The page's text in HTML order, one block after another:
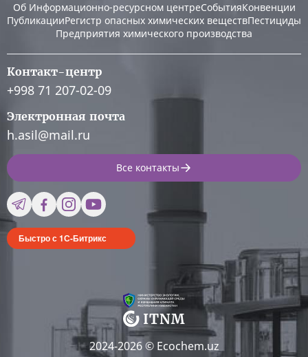
Об Информационно-ресурсном центреСобытияКонвенции
ПубликацииРегистр опасных химических веществПестициды
Предприятия химического производства
Контакт-центр
+998 71 207-02-09
Электронная почта
h.asil@mail.ru
Все контакты
Быстро с 1С-Битрикс
2024-2026 © Ecochem.uz